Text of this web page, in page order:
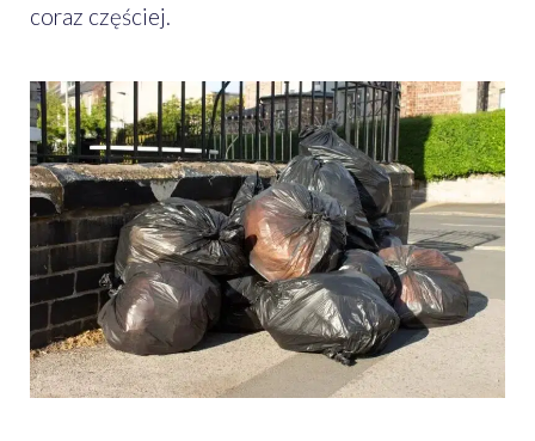
coraz częściej.